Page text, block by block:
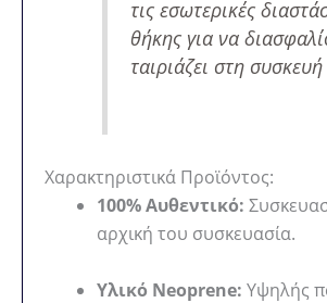
τις εσωτερικές
θήκης για να
ταιριάζει στη
Χαρακτηριστικά Προϊόντος:
100% Αυθεντικό:
αρχική του συσκευασία.
Υλικό Neoprene: Υψηλής